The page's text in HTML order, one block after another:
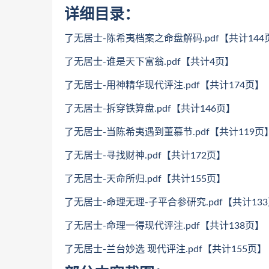
详细目录：
了无居士-陈希夷档案之命盘解码.pdf【共计144
了无居士-谁是天下富翁.pdf【共计4页】
了无居士-用神精华现代评注.pdf【共计174页】
了无居士-拆穿铁算盘.pdf【共计146页】
了无居士-当陈希夷遇到董慕节.pdf【共计119页】
了无居士-寻找财神.pdf【共计172页】
了无居士-天命所归.pdf【共计155页】
了无居士-命理无理-子平合参研究.pdf【共计133
了无居士-命理一得现代评注.pdf【共计138页】
了无居士-兰台妙选 现代评注.pdf【共计155页】